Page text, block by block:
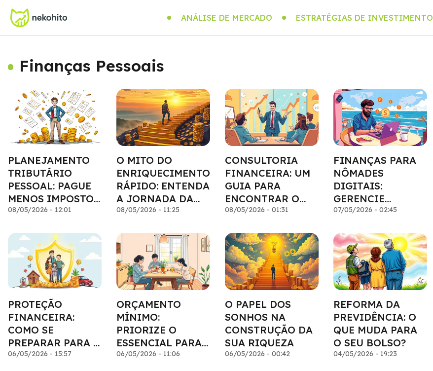
ANÁLISE DE MERCADO ESTRATÉGIAS DE INVESTIMENTO
Finanças Pessoais
PLANEJAMENTO
TRIBUTÁRIO
PESSOAL: PAGUE
MENOS IMPOSTOS
LEGALMENTE
08/05/2026 - 12:01
O MITO DO
ENRIQUECIMENTO
RÁPIDO: ENTENDA
A JORNADA DA
RIQUEZA
08/05/2026 - 11:25
CONSULTORIA
FINANCEIRA: UM
GUIA PARA
ENCONTRAR O
PROFISSIONAL
08/05/2026 - 01:31
FINANÇAS PARA
NÔMADES
DIGITAIS:
GERENCIE
DINHEIRO DE
07/05/2026 - 02:45
PROTEÇÃO
FINANCEIRA:
COMO SE
PREPARAR PARA O
INESPERADO
06/05/2026 - 15:57
ORÇAMENTO
MÍNIMO:
PRIORIZE O
ESSENCIAL PARA
VIVER MELHOR
06/05/2026 - 11:06
O PAPEL DOS
SONHOS NA
CONSTRUÇÃO DA
SUA RIQUEZA
06/05/2026 - 00:42
REFORMA DA
PREVIDÊNCIA: O
QUE MUDA PARA
O SEU BOLSO?
04/05/2026 - 19:23